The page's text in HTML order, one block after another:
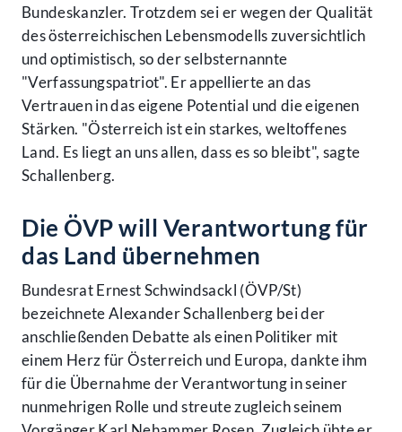
Bundeskanzler. Trotzdem sei er wegen der Qualität
des österreichischen Lebensmodells zuversichtlich
und optimistisch, so der selbsternannte
"Verfassungspatriot". Er appellierte an das
Vertrauen in das eigene Potential und die eigenen
Stärken. "Österreich ist ein starkes, weltoffenes
Land. Es liegt an uns allen, dass es so bleibt", sagte
Schallenberg.
Die ÖVP will Verantwortung für
das Land übernehmen
Bundesrat Ernest Schwindsackl (ÖVP/St)
bezeichnete Alexander Schallenberg bei der
anschließenden Debatte als einen Politiker mit
einem Herz für Österreich und Europa, dankte ihm
für die Übernahme der Verantwortung in seiner
nunmehrigen Rolle und streute zugleich seinem